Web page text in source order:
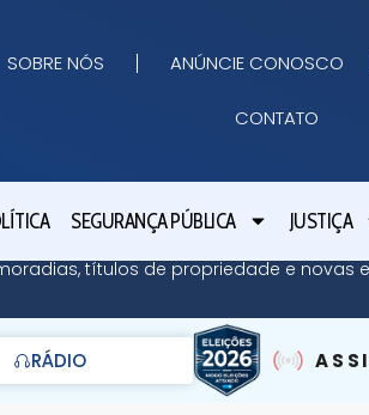
SOBRE NÓS ANÚNCIE CONOSCO
CONTATO
SEGURANÇA PÚBLICA JUSTIÇA
títulos de propriedade e novas
RÁDIO